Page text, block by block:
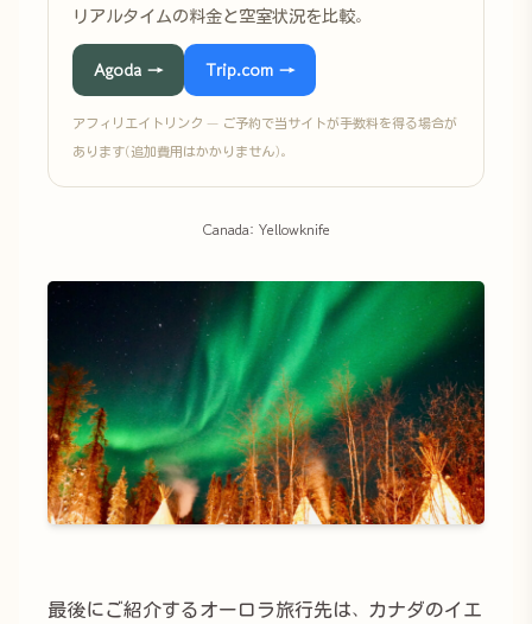
リアルタイムの料金と空室状況を比較。
Agoda → Trip.com →
アフィリエイトリンク — ご予約で当サイトが手数料を得る場合が
あります(追加費用はかかりません)。
Canada: Yellowknife
最後にご紹介するオーロラ旅行先は、カナダのイエ